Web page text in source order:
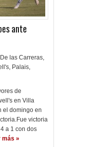
ante
De las Carreras,
, Palais,
de
en Villa
el domingo en
victoria
a 1 con dos
más »